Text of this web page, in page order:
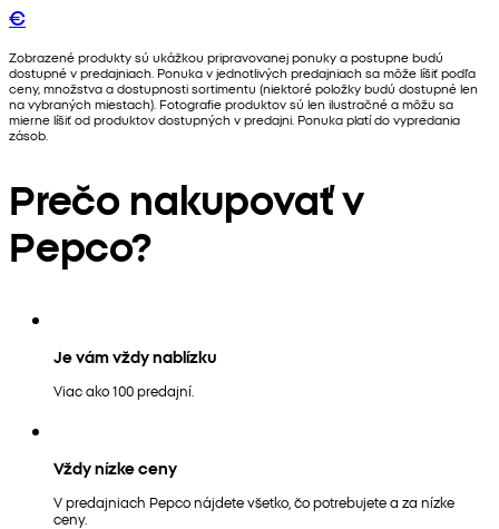
€
Zobrazené produkty sú ukážkou pripravovanej ponuky a postupne budú
dostupné v predajniach. Ponuka v jednotlivých predajniach sa môže líšiť podľa
ceny, množstva a dostupnosti sortimentu (niektoré položky budú dostupné len
na vybraných miestach). Fotografie produktov sú len ilustračné a môžu sa
mierne líšiť od produktov dostupných v predajni. Ponuka platí do vypredania
zásob.
Prečo nakupovať v
Pepco?
Je vám vždy nablízku
Viac ako 100 predajní.
Vždy nízke ceny
V predajniach Pepco nájdete všetko, čo potrebujete a za nízke
ceny.